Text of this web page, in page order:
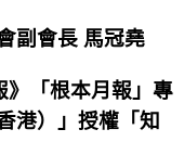
副會長 馬冠堯
》「根本月報」專
港）」授權「知